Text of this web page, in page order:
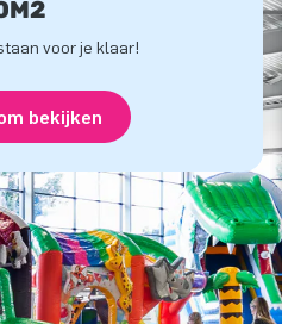
voor je klaar!
bekijken